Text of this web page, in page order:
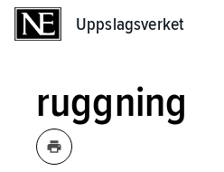
Uppslagsverket
ruggning